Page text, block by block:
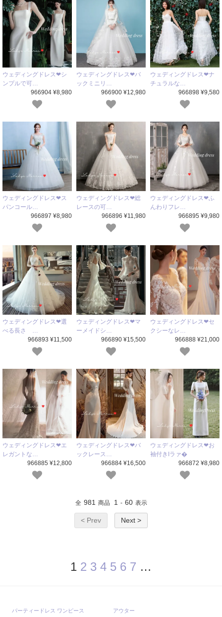
ウェディングドレス❤シ
ンプルで可…
966904 ¥8,980
ウェディングドレス❤バ
ックミニリ…
966900 ¥12,980
ウェディングドレス❤ナ
チュラルな…
966898 ¥9,580
ウェディングドレス❤ス
パンコール…
966897 ¥8,980
ウェディングドレス❤総
レースの可…
966896 ¥11,980
ウェディングドレス❤ふ
んわりフレ…
966895 ¥9,980
ウェディングドレス❤選
べる長さ …
966893 ¥11,500
ウェディングドレス❤マ
ーメイドシ…
966890 ¥15,500
ウェディングドレス❤セ
クシーなレ…
966888 ¥21,000
ウェディングドレス❤エ
レガントな…
966885 ¥12,800
ウェディングドレス❤バ
ックレース…
966884 ¥16,500
ウェディングドレス❤お
袖付きIラァ�
966872 ¥8,980
全 981 商品 1 - 60 表示
< Prev Next >
1 2 3 4 5 6 7 …
パーティードレス ワンピース アウター